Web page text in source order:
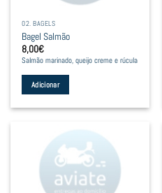
02. BAGELS
Bagel Salmão
8,00€
Salmão marinado, queijo creme e rúcula
Adicionar